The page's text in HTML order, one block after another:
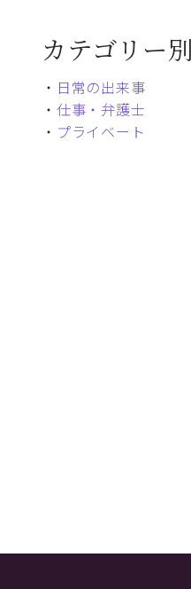
カテゴリー
・ 日常の出来事
・ 仕事・弁護士
・ プライベート